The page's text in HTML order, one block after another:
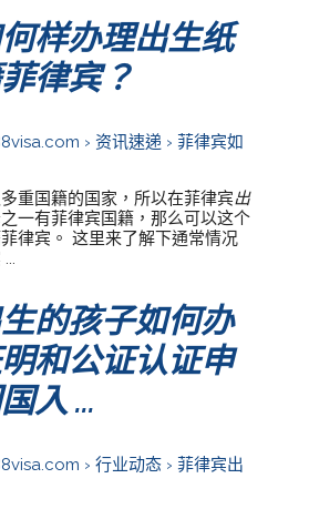
样办理出生纸
律宾？
› 资讯速递 › 菲律宾如
重国籍的国家，所以在菲律宾出
一有菲律宾国籍，那么可以这个
律宾。 这里来了解下通常情况
的孩子如何办
和公证认证申
入 ...
› 行业动态 › 菲律宾出